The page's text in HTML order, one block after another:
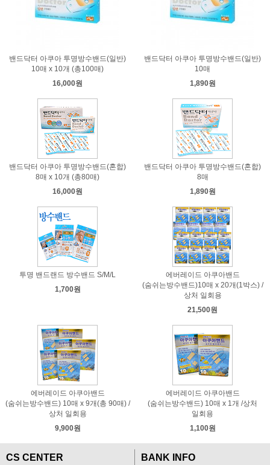
밴드닥터 아쿠아 투명방수밴드(일반)
10매 x 10개 (총100매)
16,000원
밴드닥터 아쿠아 투명방수밴드(일반)
10매
1,890원
밴드닥터 아쿠아 투명방수밴드(혼합)
8매 x 10개 (총80매)
16,000원
밴드닥터 아쿠아 투명방수밴드(혼합)
8매
1,890원
투명 밴드랜드 방수밴드 S/M/L
1,700원
에버레이드 아쿠아밴드
(숨쉬는방수밴드)10매 x 20개(1박스) /
상처 일회용
21,500원
에버레이드 아쿠아밴드
(숨쉬는방수밴드) 10매 x 9개(총 90매) /
상처 일회용
9,900원
에버레이드 아쿠아밴드
(숨쉬는방수밴드) 10매 x 1개 /상처
일회용
1,100원
CS CENTER BANK INFO